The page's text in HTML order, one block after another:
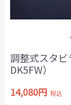
調整式スタ
DK5FW）
14,080円 税込